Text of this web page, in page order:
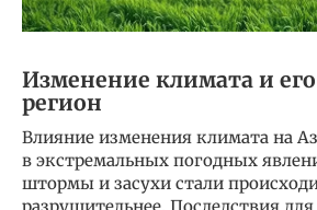
Изменение климата и
регион
Влияние изменения климата на
в экстремальных погодных
штормы и засухи стали